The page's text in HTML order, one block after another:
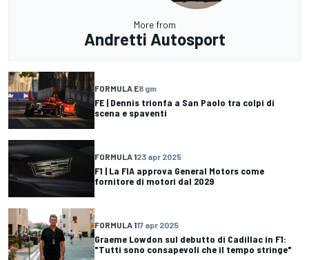
More from
Andretti Autosport
FORMULA E8 gm
FE | Dennis trionfa a San Paolo tra colpi di
scena e spaventi
FORMULA 123 apr 2025
F1 | La FIA approva General Motors come
fornitore di motori dal 2029
FORMULA 117 apr 2025
Graeme Lowdon sul debutto di Cadillac in F1:
"Tutti sono consapevoli che il tempo stringe"